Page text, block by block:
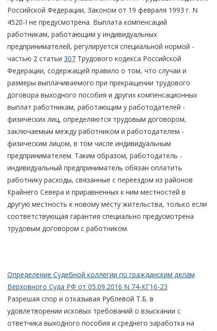
Российской Федерации, Законом от 19 февраля 1993 г. N
4520-I не предусмотрена. Выплата компенсаций
работникам, работающим у индивидуальных
предпринимателей, регулируется специальной нормой -
частью 2 статьи 307 Трудового кодекса Российской
Федерации, содержащей правило о том, что случаи и
размеры выплачиваемого при прекращении трудового
договора выходного пособия и других компенсационных
выплат работникам, работающим у работодателей -
физических лиц, определяются трудовым договором,
заключаемым между работником и работодателем -
физическим лицом, в том числе индивидуальным
предпринимателем. Таким образом, работодатель -
индивидуальный предприниматель обязан оплатить
работнику расходы, связанные с переездом из районов
Крайнего Севера и приравненных к ним местностей в
другую местность к новому месту жительства, только если
соответствующая гарантия специально предусмотрена
трудовым договором с работником.
Определение Судебной коллегии по гражданским делам
Верховного Суда РФ от 05.09.2016 N 74-КГ16-23
Разрешая спор и отказывая Рублевой Т.Б. в
удовлетворении исковых требований о взыскании с
ответчика выходного пособия и среднего заработка на